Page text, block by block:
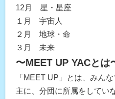
12月 星・星座
１月 宇宙人
２月 地球・命
３月 未来
〜MEET UP YACとは
「MEET UP」とは、みん
主に、分団に所属をしてい